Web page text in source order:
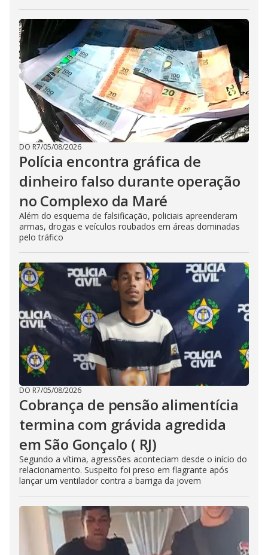
DO R7/05/08/2026
Polícia encontra gráfica de
dinheiro falso durante operação
no Complexo da Maré
Além do esquema de falsificação, policiais apreenderam
armas, drogas e veículos roubados em áreas dominadas
pelo tráfico
DO R7/05/08/2026
Cobrança de pensão alimentícia
termina com grávida agredida
em São Gonçalo ( RJ)
Segundo a vítima, agressões aconteciam desde o início do
relacionamento. Suspeito foi preso em flagrante após
lançar um ventilador contra a barriga da jovem